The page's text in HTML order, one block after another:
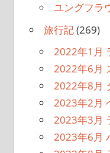
ユングフラ
旅行記(269)
2022年1月
2022年6月
2022年8月
2023年2月
2023年3月
2023年6月